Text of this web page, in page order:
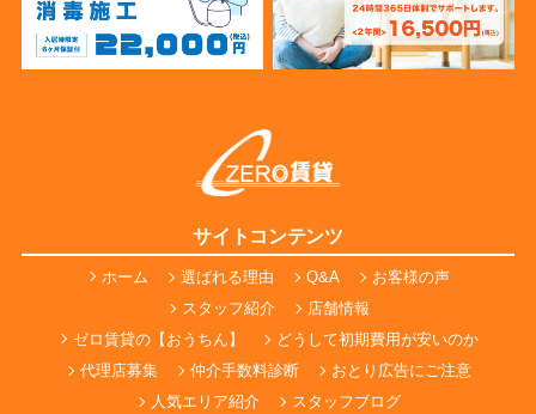
サイトコンテンツ
ホーム 選ばれる理由 Q&A
お客様の声
スタッフ紹介
店舗情報
ゼロ賃貸の【おうちん】
どうして初期費用が安いのか
代理店募集
仲介手数料診断
おとり広告にご注意
人気エリア紹介
スタッフブログ